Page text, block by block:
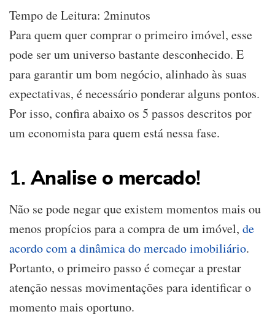
Tempo de Leitura: 2minutos
Para quem quer comprar o primeiro imóvel, esse
pode ser um universo bastante desconhecido. E
para garantir um bom negócio, alinhado às suas
expectativas, é necessário ponderar alguns pontos.
Por isso, confira abaixo os 5 passos descritos por
um economista para quem está nessa fase.
1. Analise o mercado!
Não se pode negar que existem momentos mais ou
menos propícios para a compra de um imóvel, de
acordo com a dinâmica do mercado imobiliário.
Portanto, o primeiro passo é começar a prestar
atenção nessas movimentações para identificar o
momento mais oportuno.